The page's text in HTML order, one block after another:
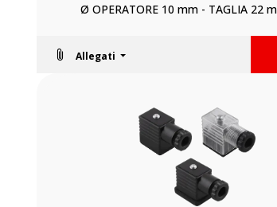
Ø OPERATORE 10 mm - TAGLIA 22
Allegati